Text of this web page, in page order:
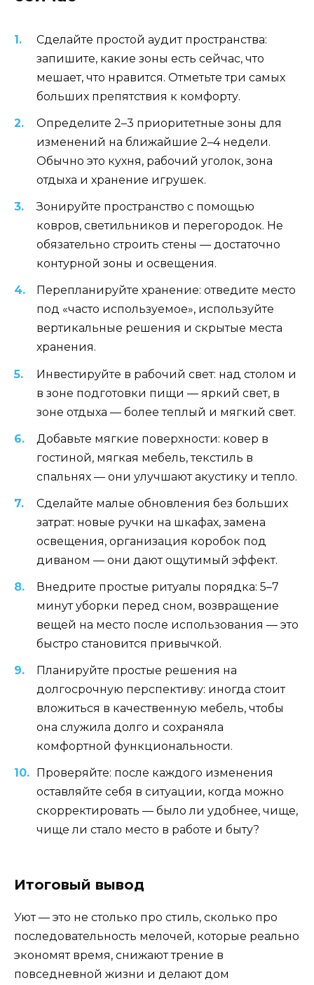
Сделайте простой аудит пространства:
запишите, какие зоны есть сейчас, что
мешает, что нравится. Отметьте три самых
больших препятствия к комфорту.
Определите 2–3 приоритетные зоны для
изменений на ближайшие 2–4 недели.
Обычно это кухня, рабочий уголок, зона
отдыха и хранение игрушек.
Зонируйте пространство с помощью
ковров, светильников и перегородок. Не
обязательно строить стены — достаточно
контурной зоны и освещения.
Перепланируйте хранение: отведите место
под «часто используемое», используйте
вертикальные решения и скрытые места
хранения.
Инвестируйте в рабочий свет: над столом и
в зоне подготовки пищи — яркий свет, в
зоне отдыха — более теплый и мягкий свет.
Добавьте мягкие поверхности: ковер в
гостиной, мягкая мебель, текстиль в
спальнях — они улучшают акустику и тепло.
Сделайте малые обновления без больших
затрат: новые ручки на шкафах, замена
освещения, организация коробок под
диваном — они дают ощутимый эффект.
Внедрите простые ритуалы порядка: 5–7
минут уборки перед сном, возвращение
вещей на место после использования — это
быстро становится привычкой.
Планируйте простые решения на
долгосрочную перспективу: иногда стоит
вложиться в качественную мебель, чтобы
она служила долго и сохраняла
комфортной функциональности.
Проверяйте: после каждого изменения
оставляйте себя в ситуации, когда можно
скорректировать — было ли удобнее, чище,
чище ли стало место в работе и быту?
Итоговый вывод
Уют — это не столько про стиль, сколько про
последовательность мелочей, которые реально
экономят время, снижают трение в
повседневной жизни и делают дом